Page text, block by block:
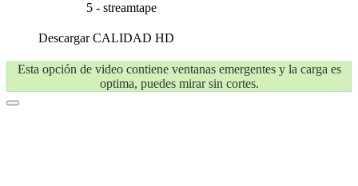
5 - streamtape
DescargarCALIDAD HD
Esta opción de video contiene ventanas emergentes y la carga es
optima, puedes mirar sin cortes.